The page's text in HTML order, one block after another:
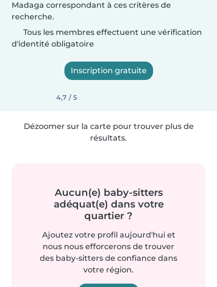
Madaga correspondant à ces critères de
recherche.
Tous les membres effectuent une vérification
d'identité obligatoire
Inscription gratuite
4,7 / 5
Dézoomer sur la carte pour trouver plus de
résultats.
Aucun(e) baby-sitters
adéquat(e) dans votre
quartier ?
Ajoutez votre profil aujourd'hui et
nous nous efforcerons de trouver
des baby-sitters de confiance dans
votre région.